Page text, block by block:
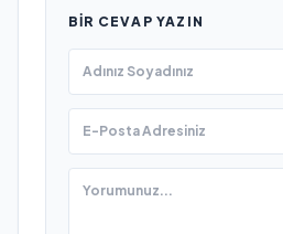
BIR CEVAP YAZIN